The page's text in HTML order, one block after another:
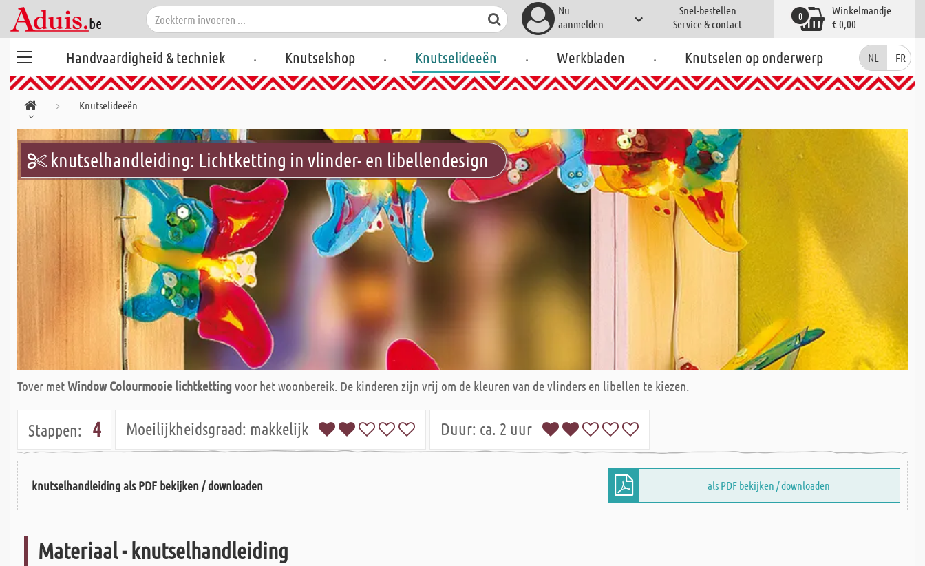
Nu
aanmelden
Snel-bestellen
Service & contact
Winkelmandje
€ 0,00
0
Handvaardigheid & techniek . Knutselshop . Knutselideeën . Werkbladen . Knutselen op onderwerp NL FR
Knutselideeën
knutselhandleiding: Lichtketting in vlinder- en libellendesign
Tover metWindow Colourmooie lichtkettingvoor het woonbereik. De kinderen zijn vrij om de kleuren van de vlinders en libellen te kiezen.
Stappen: 4 Moeilijkheidsgraad: makkelijk Duur: ca. 2 uur
knutselhandleiding als PDF bekijken / downloaden als PDF bekijken / downloaden
Materiaal - knutselhandleiding